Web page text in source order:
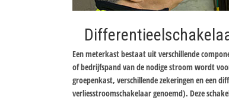
Een meterkast bestaat uit verschillende
of bedrijfspand van de nodige stroom wordt
groepenkast, verschillende zekeringen en een
verliesstroomschakelaar genoemd). Deze